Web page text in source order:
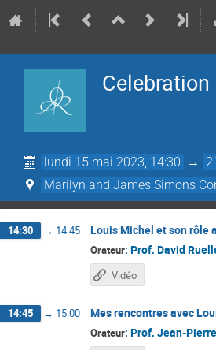
lundi 15 mai 2023, 14:30 →
Marilyn and James Simons
14:30 → 14:45 Louis Michel et son rôle
Orateur: Prof. David
Vidéo
14:45 → 15:00 Mes rencontres avec
Orateur: Prof. Jean-